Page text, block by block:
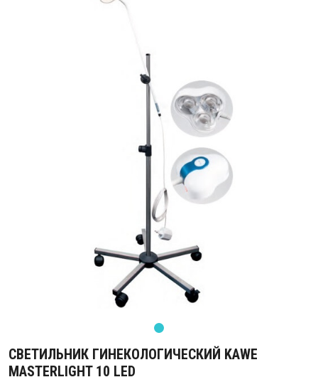
СВЕТИЛЬНИК ГИНЕКОЛОГИЧЕСКИЙ KAWE
MASTERLIGHT 10 LED